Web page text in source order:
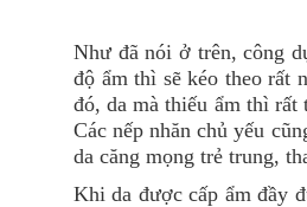
Như đã nói ở trên, công
độ ẩm thì sẽ kéo theo rất
đó, da mà thiếu ẩm thì rất
Các nếp nhăn chủ yếu
da căng mọng trẻ trung,
Khi da được cấp ẩm đầy